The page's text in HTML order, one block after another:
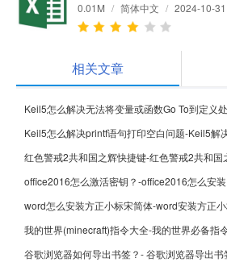
0.01M / 简体中文 / 2024-10-31
相关文章
红色警戒2共和国之辉快捷键-红色警戒2共和国
office2016怎么激活密钥？-office2016怎么安装
word怎么安装方正小标宋简体-word安装方正
我的世界(minecraft)指令大全-我的世界必备指
谷歌浏览器如何导出书签？- 谷歌浏览器导出书